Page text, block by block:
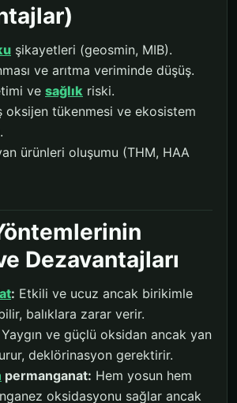
şikayetleri (geosmin, MIB).
ve arıtma veriminde düşüş.
ve sağlık riski.
oksijen tükenmesi ve ekosistem
ürünleri oluşumu (THM, HAA
Dezavantajları
: Etkili ve ucuz ancak birikimle
balıklara zarar verir.
Yaygın ve güçlü oksidan ancak yan
deklörinasyon gerektirir.
permanganat: Hem yosun hem
oksidasyonu sağlar ancak